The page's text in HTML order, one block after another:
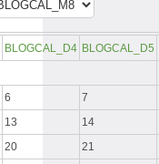
BLOGCAL_D4 BLOGCAL_D5
6
7
13
14
20
21